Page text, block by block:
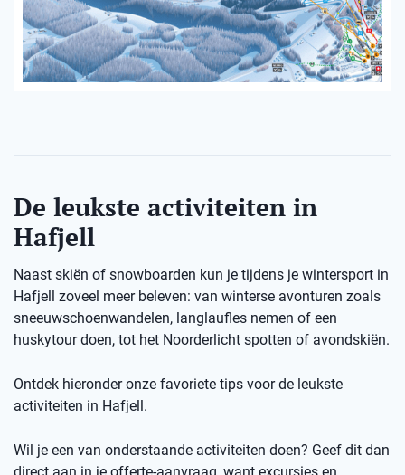
De leukste activiteiten in
Hafjell
Naast skiën of snowboarden kun je tijdens je wintersport in
Hafjell zoveel meer beleven: van winterse avonturen zoals
sneeuwschoenwandelen, langlaufles nemen of een
huskytour doen, tot het Noorderlicht spotten of avondskiën.
Ontdek hieronder onze favoriete tips voor de leukste
activiteiten in Hafjell.
Wil je een van onderstaande activiteiten doen? Geef dit dan